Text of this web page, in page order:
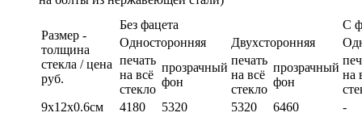
Размер -
толщина
стекла / цена
руб.
Без фацета
С
Односторонняя
Двухсторонняя
печать
на всё
стекло
прозрачный
фон
печать
на всё
стекло
прозрачный
фон
на
9х12х0.6см
4180 5320 5320 6460
-